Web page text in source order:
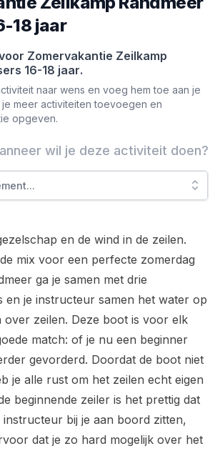
18 jaar
Zomervakantie Zeilkamp
16-18 jaar.
naar wens en voeg hem toe aan je
meer activiteiten toevoegen en
opgeven.
wil je deze activiteit doen?
...
en de wind in de zeilen.
mix voor een perfecte zomerdag
ga je samen met drie
en je instructeur samen het water op
over zeilen. Deze boot is voor elk
match: of je nu een beginner
gevorderd. Doordat de boot niet
je alle rust om het zeilen echt eigen
beginnende zeiler is het prettig dat
instructeur bij je aan boord zitten,
dat je zo hard mogelijk over het